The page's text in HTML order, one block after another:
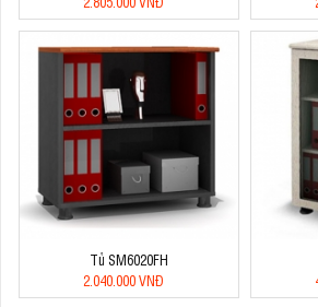
Tủ SM6020FH
2.040.000 VNĐ